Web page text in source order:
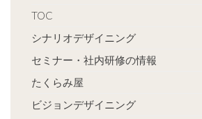
TOC
シナリオデザイニング
セミナー・社内研修の情報
たくらみ屋
ビジョンデザイニング